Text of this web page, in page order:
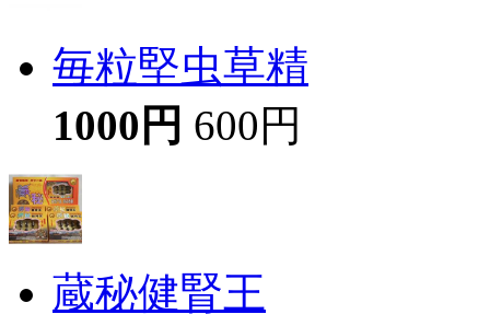
毎粒堅虫草精
1000円 600円
蔵秘健腎王